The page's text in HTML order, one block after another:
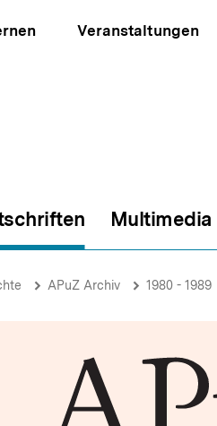
Veranstaltungen
Multimedia
APuZ Archiv 1980 - 1989